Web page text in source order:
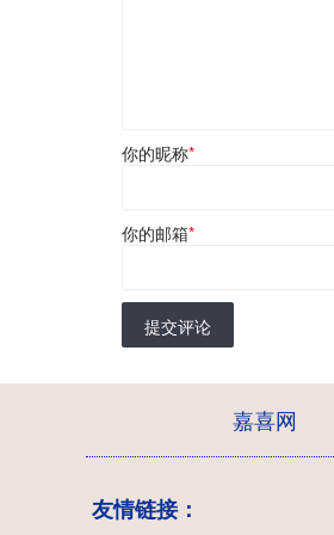
你的昵称*
你的邮箱*
提交评论
嘉喜网
友情链接：